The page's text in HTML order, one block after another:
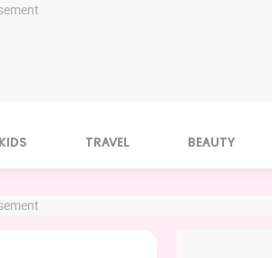
TRAVEL BEAUTY